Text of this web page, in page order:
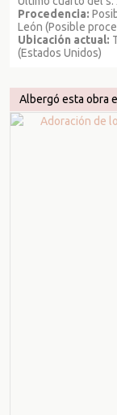
Procedencia:
León (Posible
Ubicación actual:
(Estados Unidos)
Albergó esta obra